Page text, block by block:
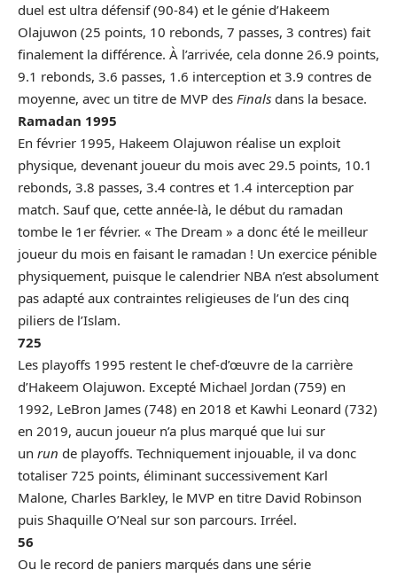
duel est ultra défensif (90-84) et le génie d’Hakeem
Olajuwon (25 points, 10 rebonds, 7 passes, 3 contres) fait
finalement la différence. À l’arrivée, cela donne 26.9 points,
9.1 rebonds, 3.6 passes, 1.6 interception et 3.9 contres de
moyenne, avec un titre de MVP des Finals dans la besace.
Ramadan 1995
En février 1995, Hakeem Olajuwon réalise un exploit
physique, devenant joueur du mois avec 29.5 points, 10.1
rebonds, 3.8 passes, 3.4 contres et 1.4 interception par
match. Sauf que, cette année-là, le début du ramadan
tombe le 1er février. « The Dream » a donc été le meilleur
joueur du mois en faisant le ramadan ! Un exercice pénible
physiquement, puisque le calendrier NBA n’est absolument
pas adapté aux contraintes religieuses de l’un des cinq
piliers de l’Islam.
725
Les playoffs 1995 restent le chef-d’œuvre de la carrière
d’Hakeem Olajuwon. Excepté Michael Jordan (759) en
1992, LeBron James (748) en 2018 et Kawhi Leonard (732)
en 2019, aucun joueur n’a plus marqué que lui sur
un run de playoffs. Techniquement injouable, il va donc
totaliser 725 points, éliminant successivement Karl
Malone, Charles Barkley, le MVP en titre David Robinson
puis Shaquille O’Neal sur son parcours. Irréel.
56
Ou le record de paniers marqués dans une série